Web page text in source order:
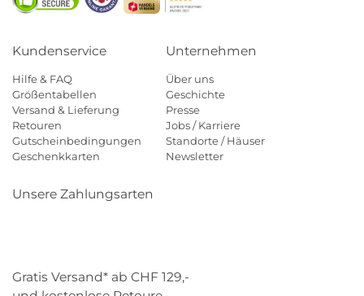
Kundenservice
Hilfe & FAQ
Größentabellen
Versand & Lieferung
Retouren
Gutscheinbedingungen
Geschenkkarten
Unternehmen
Über uns
Geschichte
Presse
Jobs / Karriere
Standorte / Häuser
Newsletter
Unsere Zahlungsarten
Gratis Versand* ab CHF 129,-